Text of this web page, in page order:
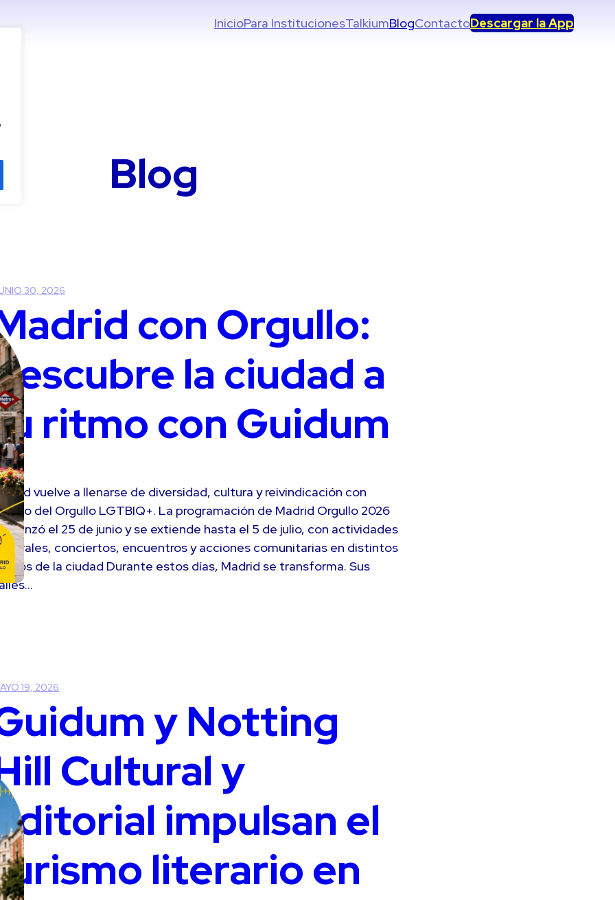
InicioPara InstitucionesTalkiumBlogContactoDescargar la App
Blog
30, 2026
con Orgullo:
la ciudad a
ritmo con Guidum
vuelve a llenarse de diversidad, cultura y reivindicación con
del Orgullo LGTBIQ+. La programación de Madrid Orgullo 2026
el 25 de junio y se extiende hasta el 5 de julio, con actividades
conciertos, encuentros y acciones comunitarias en distintos
de la ciudad Durante estos días, Madrid se transforma. Sus
19, 2026
y Notting
Cultural y
impulsan el
literario en